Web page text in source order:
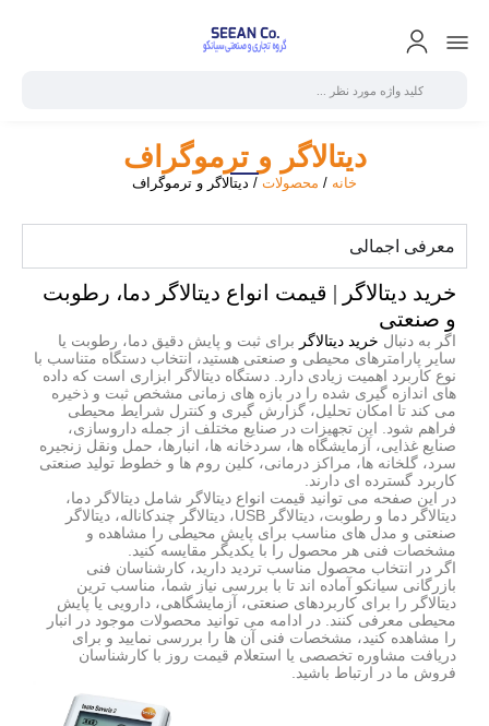
دیتالاگر و ترموگراف
خانه / محصولات / دیتالاگر و ترموگراف
معرفی اجمالی
خرید دیتالاگر | قیمت انواع دیتالاگر دما، رطوبت
و صنعتی
اگر به دنبال خرید دیتالاگر برای ثبت و پایش دقیق دما، رطوبت یا
سایر پارامترهای محیطی و صنعتی هستید، انتخاب دستگاه متناسب با
نوع کاربرد اهمیت زیادی دارد. دستگاه دیتالاگر ابزاری است که داده
های اندازه گیری شده را در بازه های زمانی مشخص ثبت و ذخیره
می کند تا امکان تحلیل، گزارش گیری و کنترل شرایط محیطی
فراهم شود. این تجهیزات در صنایع مختلف از جمله داروسازی،
صنایع غذایی، آزمایشگاه ها، سردخانه ها، انبارها، حمل ونقل زنجیره
سرد، گلخانه ها، مراکز درمانی، کلین روم ها و خطوط تولید صنعتی
کاربرد گسترده ای دارند.
در این صفحه می توانید قیمت انواع دیتالاگر شامل دیتالاگر دما،
دیتالاگر دما و رطوبت، دیتالاگر USB، دیتالاگر چندکاناله، دیتالاگر
صنعتی و مدل های مناسب برای پایش محیطی را مشاهده و
مشخصات فنی هر محصول را با یکدیگر مقایسه کنید.
اگر در انتخاب محصول مناسب تردید دارید، کارشناسان فنی
بازرگانی سیانکو آماده اند تا با بررسی نیاز شما، مناسب ترین
دیتالاگر را برای کاربردهای صنعتی، آزمایشگاهی، دارویی یا پایش
محیطی معرفی کنند. در ادامه می توانید محصولات موجود در انبار
را مشاهده کنید، مشخصات فنی آن ها را بررسی نمایید و برای
دریافت مشاوره تخصصی یا استعلام قیمت روز با کارشناسان
فروش ما در ارتباط باشید.